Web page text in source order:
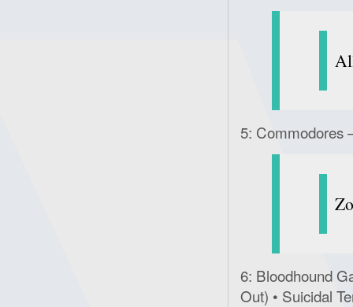
5: Commodores
6: Bloodhound
Out) • Suicidal